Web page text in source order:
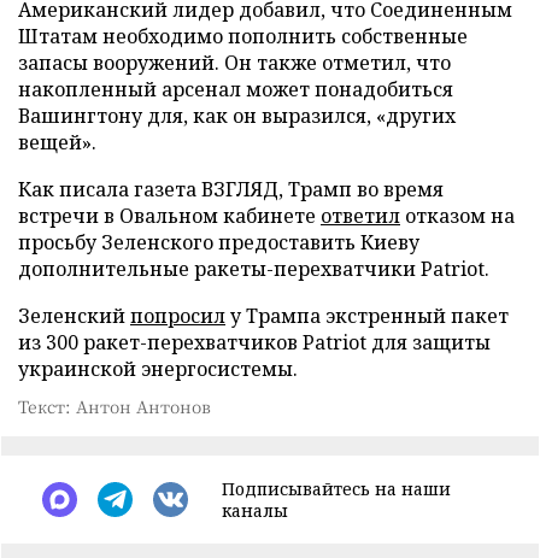
Американский лидер добавил, что Соединенным
Штатам необходимо пополнить собственные
запасы вооружений. Он также отметил, что
накопленный арсенал может понадобиться
Вашингтону для, как он выразился, «других
вещей».
Как писала газета ВЗГЛЯД, Трамп во время
встречи в Овальном кабинете ответил отказом на
просьбу Зеленского предоставить Киеву
дополнительные ракеты-перехватчики Patriot.
Зеленскийпопросилу Трампа экстренный пакет
из 300 ракет-перехватчиков Patriot для защиты
украинской энергосистемы.
Текст: Антон Антонов
Подписывайтесь на наши
каналы